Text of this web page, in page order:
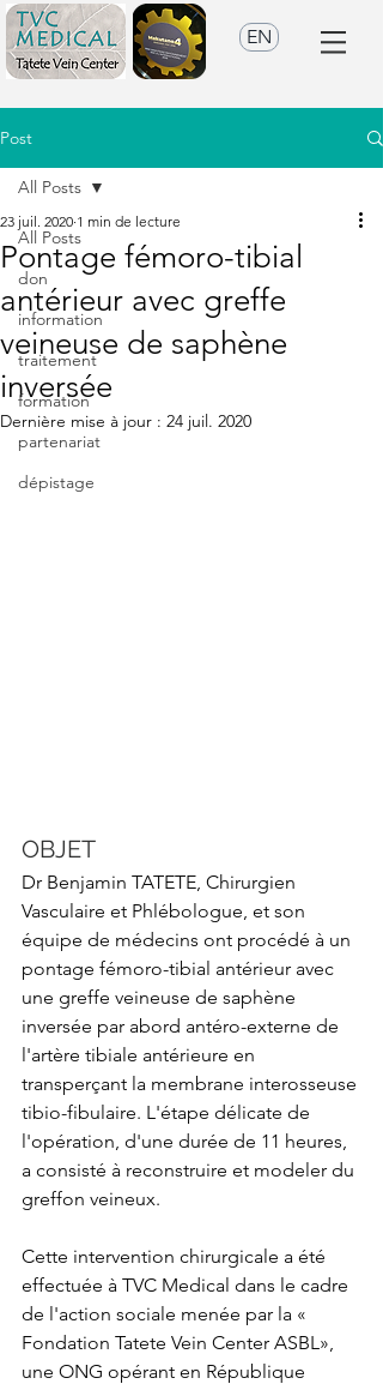
EN
Post
All Posts
don
information
traitement
formation
partenariat
dépistage
All Posts
Pontage fémoro-tibial
antérieur avec greffe
veineuse de saphène
inversée
23 juil. 2020 1 min de lecture
Dernière mise à jour : 24 juil. 2020
OBJET
Dr Benjamin TATETE, Chirurgien
Vasculaire et Phlébologue, et son
équipe de médecins ont procédé à un
pontage fémoro-tibial antérieur avec
une greffe veineuse de saphène
inversée par abord antéro-externe de
l'artère tibiale antérieure en
transperçant la membrane interosseuse
tibio-fibulaire. L'étape délicate de
l'opération, d'une durée de 11 heures,
a consisté à reconstruire et modeler du
greffon veineux.
Cette intervention chirurgicale a été
effectuée à TVC Medical dans le cadre
de l'action sociale menée par la «
Fondation Tatete Vein Center ASBL»,
une ONG opérant en République